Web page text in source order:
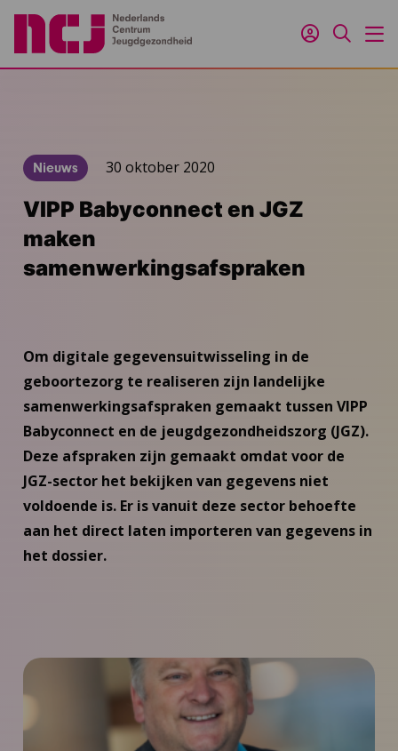
Inloggen
Zoeken
Nieuws 30 oktober 2020
VIPP Babyconnect en JGZ
maken
samenwerkingsafspraken
Om digitale gegevensuitwisseling in de
geboortezorg te realiseren zijn landelijke
samenwerkingsafspraken gemaakt tussen VIPP
Babyconnect en de jeugdgezondheidszorg (JGZ).
Deze afspraken zijn gemaakt omdat voor de
JGZ-sector het bekijken van gegevens niet
voldoende is. Er is vanuit deze sector behoefte
aan het direct laten importeren van gegevens in
het dossier.